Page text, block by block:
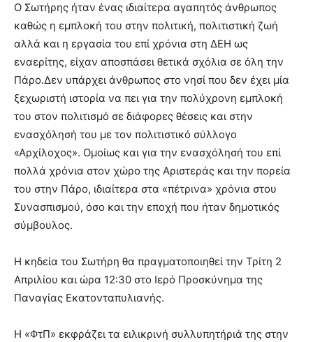
Ο Σωτήρης ήταν ένας ιδιαίτερα αγαπητός άνθρωπος
καθώς η εμπλοκή του στην πολιτική, πολιτιστική ζωή
αλλά και η εργασία του επί χρόνια στη ΔΕΗ ως
εναερίτης, είχαν αποσπάσει θετικά σχόλια σε όλη την
Πάρο.Δεν υπάρχει άνθρωπος στο νησί που δεν έχει μία
ξεχωριστή ιστορία να πει για την πολύχρονη εμπλοκή
του στον πολιτισμό σε διάφορες θέσεις και στην
ενασχόλησή του με τον πολιτιστικό σύλλογο
«Αρχίλοχος». Ομοίως και για την ενασχόλησή του επί
πολλά χρόνια στον χώρο της Αριστεράς και την πορεία
του στην Πάρο, ιδιαίτερα στα «πέτρινα» χρόνια στου
Συνασπισμού, όσο και την εποχή που ήταν δημοτικός
σύμβουλος.
Η κηδεία του Σωτήρη θα πραγματοποιηθεί την Τρίτη 2
Απριλίου και ώρα 12:30 στο Ιερό Προσκύνημα της
Παναγίας Εκατονταπυλιανής.
Η «ΦτΠ» εκφράζει τα ειλικρινή συλλυπητήριά της στην